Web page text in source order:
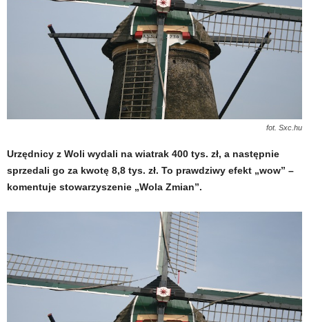
fot. Sxc.hu
Urzędnicy z Woli wydali na wiatrak 400 tys. zł, a następnie
sprzedali go za kwotę 8,8 tys. zł. To prawdziwy efekt „wow” –
komentuje stowarzyszenie „Wola Zmian”.